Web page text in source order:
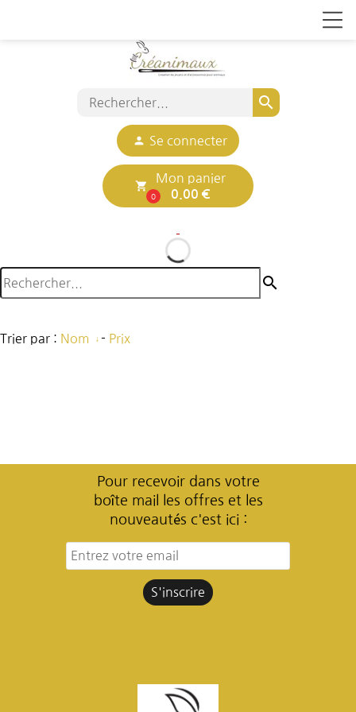
search
person Se connecter
local_grocery_store
0
Mon panier
0.00 €
search
Trier par : Nom - Prix
Pour recevoir dans votre
boîte mail les offres et les
nouveautés c'est ici :